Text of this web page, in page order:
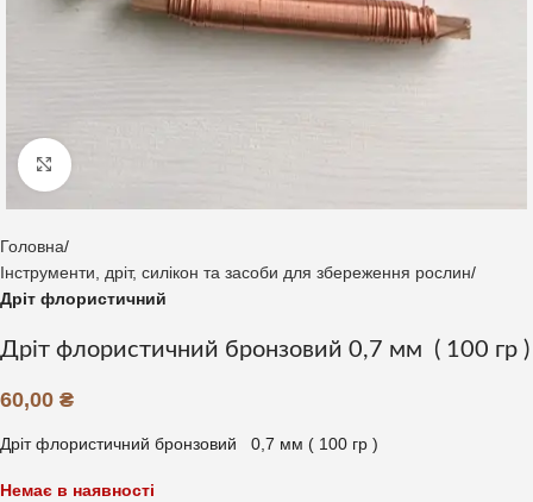
Клацніть, щоб збільшити
Головна
Інструменти, дріт, силікон та засоби для збереження рослин
Дріт флористичний
Дріт флористичний бронзовий 0,7 мм ( 100 гр )
60,00 ₴
Дріт флористичний бронзовий 0,7 мм ( 100 гр )
Немає в наявності